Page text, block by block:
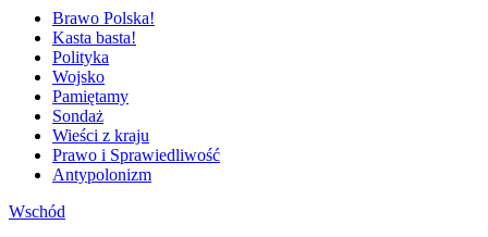
Brawo Polska!
Kasta basta!
Polityka
Wojsko
Pamiętamy
Sondaż
Wieści z kraju
Prawo i Sprawiedliwość
Antypolonizm
Wschód